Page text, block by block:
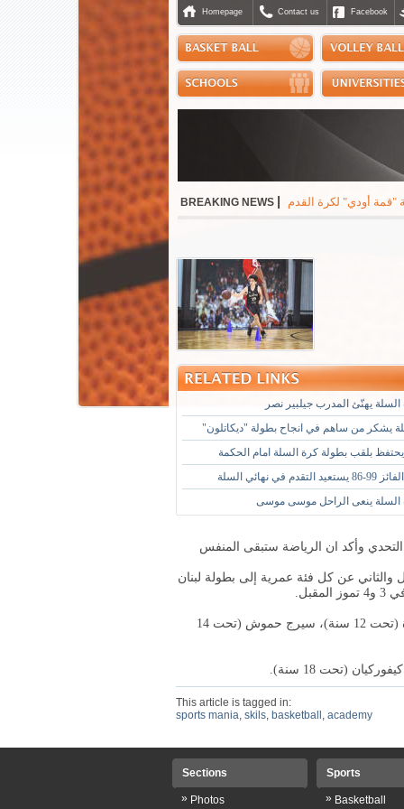
Homepage Contact us Facebook
BREAKING NEWS |
استون فيلا الانكليزي 2-1 على ملعب "كاي تاك سبورتس بارك" في هونغ كونغ
السلة يهنّئ المدرب جيلبير نصر
يشكر من ساهم في انجاح بطولة "ديكاتلون"
بلقب بطولة كرة السلة امام الحكمة
في نهائي السلة
السلة ينعى الراحل موسى موسى
وأكد ان الرياضة ستبقى المنفس
عن كل فئة عمرية إلى بطولة لبنان
.
كريس فرح وسيرينا مزهر (تحت 10 سنوات)، ايليوت ولاريتا سعادة (تحت 12 سنة)، سيرج حموش (تحت 14
.
This article is tagged in:
sports mania, skils, basketball , academy
Sections
» Photos
Sports
» Basketball